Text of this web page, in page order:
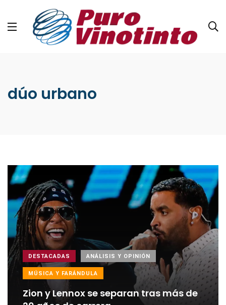
dúo urbano
DESTACADAS ANÁLISIS Y OPINIÓN
MÚSICA Y FARÁNDULA
Zion y Lennox se separan tras más de